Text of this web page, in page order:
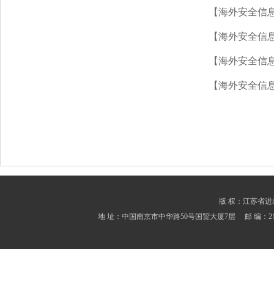
【海外安全
【海外安全
【海外安全
【海外安全
版 权：江苏省
地 址：中国南京市中华路50号国贸大厦7层 邮 编：